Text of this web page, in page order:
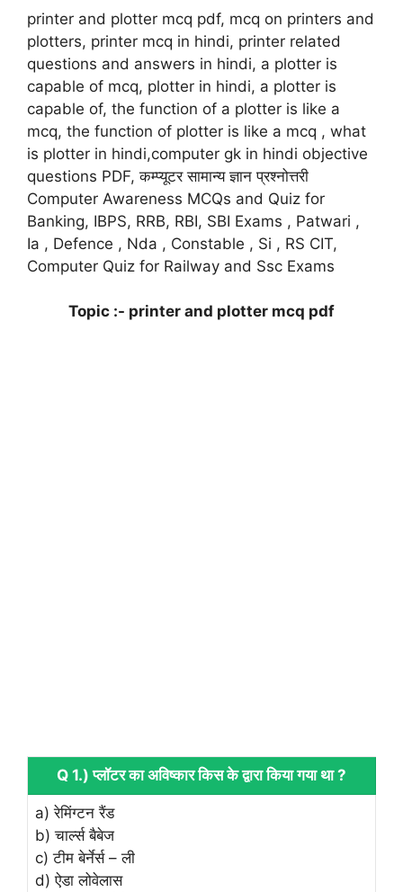
printer and plotter mcq pdf, mcq on printers and
plotters, printer mcq in hindi, printer related
questions and answers in hindi, a plotter is
capable of mcq, plotter in hindi, a plotter is
capable of, the function of a plotter is like a
mcq, the function of plotter is like a mcq , what
is plotter in hindi,computer gk in hindi objective
questions PDF, कम्प्यूटर सामान्य ज्ञान प्रश्नोत्तरी
Computer Awareness MCQs and Quiz for
Banking, IBPS, RRB, RBI, SBI Exams , Patwari ,
Ia , Defence , Nda , Constable , Si , RS CIT,
Computer Quiz for Railway and Ssc Exams
Topic :- printer and plotter mcq pdf
Q 1.) प्लॉटर का अविष्कार किस के द्वारा किया गया था ?
a) रेमिंग्टन रैंड
b) चार्ल्स बैबेज
c) टीम बेर्नेर्स – ली
d) ऐडा लोवेलास